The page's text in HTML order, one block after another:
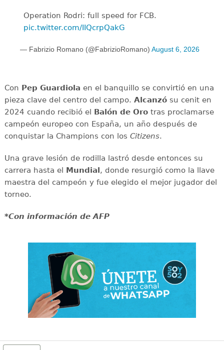
Operation Rodri: full speed for FCB.
pic.twitter.com/IIQcrpQakG
— Fabrizio Romano (@FabrizioRomano) August 6, 2026
Con Pep Guardiola en el banquillo se convirtió en una
pieza clave del centro del campo. Alcanzósu cenit en
2024 cuando recibió el Balón de Orotras proclamarse
campeón europeo con España, un año después de
conquistar la Champions con los Citizens.
Una grave lesión de rodilla lastró desde entonces su
carrera hasta el Mundial, donde resurgió como la llave
maestra del campeón y fue elegido el mejor jugador del
torneo.
*Con información de AFP